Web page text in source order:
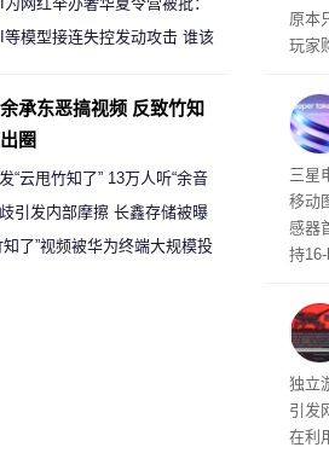
原本
玩家
入
传
三星
移动
感器
持
文
独立
引发
在利
晚 遭讽“反乌托邦”
等模型接连失控发动攻击 谁该
承东恶搞视频 反致竹知
圈
“云甩竹知了” 13万人听“余音
引发内部摩擦 长鑫存储被曝
场工程师驱逐出研发基地
知了”视频被华为终端大规模投